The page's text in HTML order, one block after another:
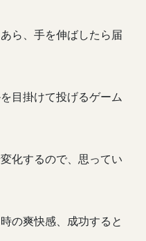
ら、手を伸ばしたら届
目掛けて投げるゲーム
化するので、思ってい
の爽快感、成功すると